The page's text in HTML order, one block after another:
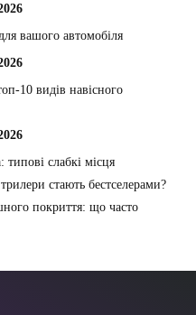
вашого автомобіля
10 видів навісного
слабкі місця
стають бестселерами?
покриття: що часто